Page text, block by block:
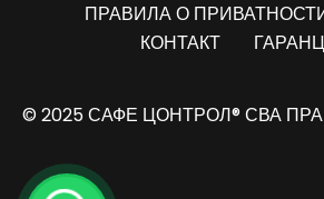
ПРАВИЛА О
КОНТАКТ
© 2025 САФЕ ЦОНТРОЛ® СВА